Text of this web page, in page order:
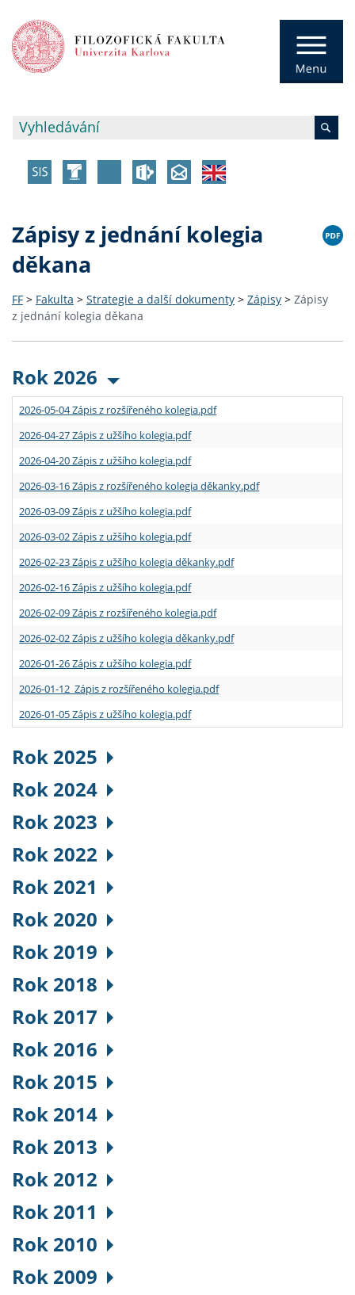
Zápisy z jednání kolegia
děkana
FF > Fakulta > Strategie a další dokumenty > Zápisy > Zápisy
z jednání kolegia děkana
Rok 2026
2026-05-04 Zápis z rozšířeného kolegia.pdf
2026-04-27 Zápis z užšího kolegia.pdf
2026-04-20 Zápis z užšího kolegia.pdf
2026-03-16 Zápis z rozšířeného kolegia děkanky.pdf
2026-03-09 Zápis z užšího kolegia.pdf
2026-03-02 Zápis z užšího kolegia.pdf
2026-02-23 Zápis z užšího kolegia děkanky.pdf
2026-02-16 Zápis z užšího kolegia.pdf
2026-02-09 Zápis z rozšířeného kolegia.pdf
2026-02-02 Zápis z užšího kolegia děkanky.pdf
2026-01-26 Zápis z užšího kolegia.pdf
2026-01-12 Zápis z rozšířeného kolegia.pdf
2026-01-05 Zápis z užšího kolegia.pdf
Rok 2025
Rok 2024
Rok 2023
Rok 2022
Rok 2021
Rok 2020
Rok 2019
Rok 2018
Rok 2017
Rok 2016
Rok 2015
Rok 2014
Rok 2013
Rok 2012
Rok 2011
Rok 2010
Rok 2009